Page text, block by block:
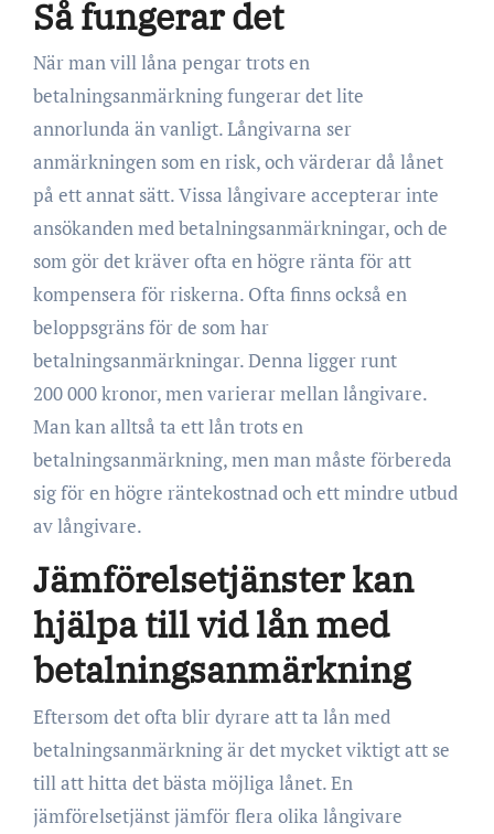
Så fungerar det
När man vill låna pengar trots en
betalningsanmärkning fungerar det lite
annorlunda än vanligt. Långivarna ser
anmärkningen som en risk, och värderar då lånet
på ett annat sätt. Vissa långivare accepterar inte
ansökanden med betalningsanmärkningar, och de
som gör det kräver ofta en högre ränta för att
kompensera för riskerna. Ofta finns också en
beloppsgräns för de som har
betalningsanmärkningar. Denna ligger runt
200 000 kronor, men varierar mellan långivare.
Man kan alltså ta ett lån trots en
betalningsanmärkning, men man måste förbereda
sig för en högre räntekostnad och ett mindre utbud
av långivare.
Jämförelsetjänster kan
hjälpa till vid lån med
betalningsanmärkning
Eftersom det ofta blir dyrare att ta lån med
betalningsanmärkning är det mycket viktigt att se
till att hitta det bästa möjliga lånet. En
jämförelsetjänst jämför flera olika långivare